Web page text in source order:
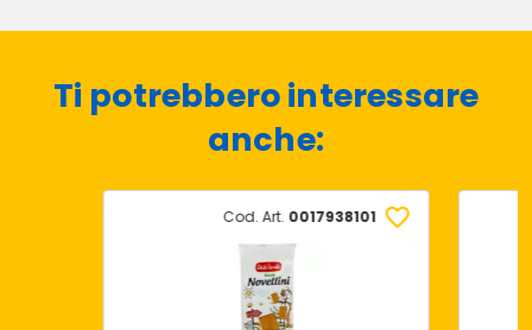
Ti potrebbero interessare
anche:
Cod. Art. 0017938101